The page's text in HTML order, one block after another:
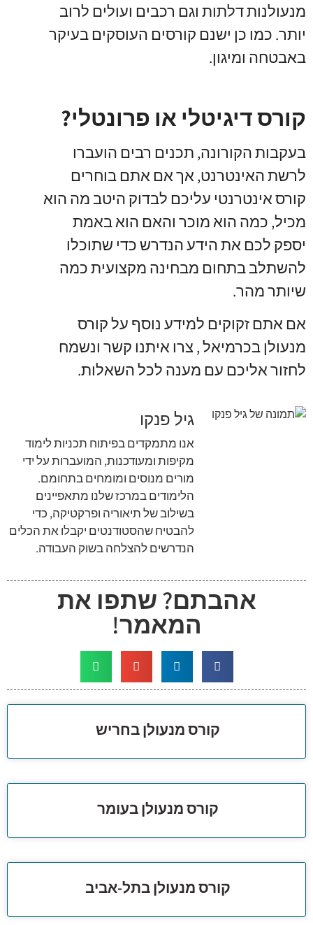
מנעולנות דלתות וגם רכבים ועולים לרוב
יותר. כמו כן ישנם קורסים העוסקים בעיקר
באבטחה ומיגון.
קורס דיגיטלי או פרונטלי?
בעקבות הקורונה, תכנים רבים הועברו
לרשת האינטרנט,אך אם אתם בוחרים
קורס אינטרנטי עליכם לבדוק היטב מה הוא
מכיל, כמה הוא מוכר והאם הוא באמת
יספק לכם את הידע הנדרש כדי שתוכלו
להשתלב בתחום מבחינה מקצועית כמה
שיותר מהר.
אם אתם זקוקים למידע נוסף על קורס
מנעולן בכרמיאל, צרו איתנו קשר ונשמח
לחזור אליכם עם מענה לכל השאלות.
גיל פנקו
אנו מתמקדים בפיתוח תכניות לימוד
מקיפות ומעודכנות, המועברות על ידי
מורים מנוסים ומומחים בתחומם.
הלימודים במרכז שלנו מתאפיינים
בשילוב של תיאוריה ופרקטיקה, כדי
להבטיח שהסטודנטים יקבלו את הכלים
הנדרשים להצלחה בשוק העבודה.
אהבתם? שתפו את
המאמר!
קורס מנעולן בחריש
קורס מנעולן בעומר
קורס מנעולן בתל-אביב